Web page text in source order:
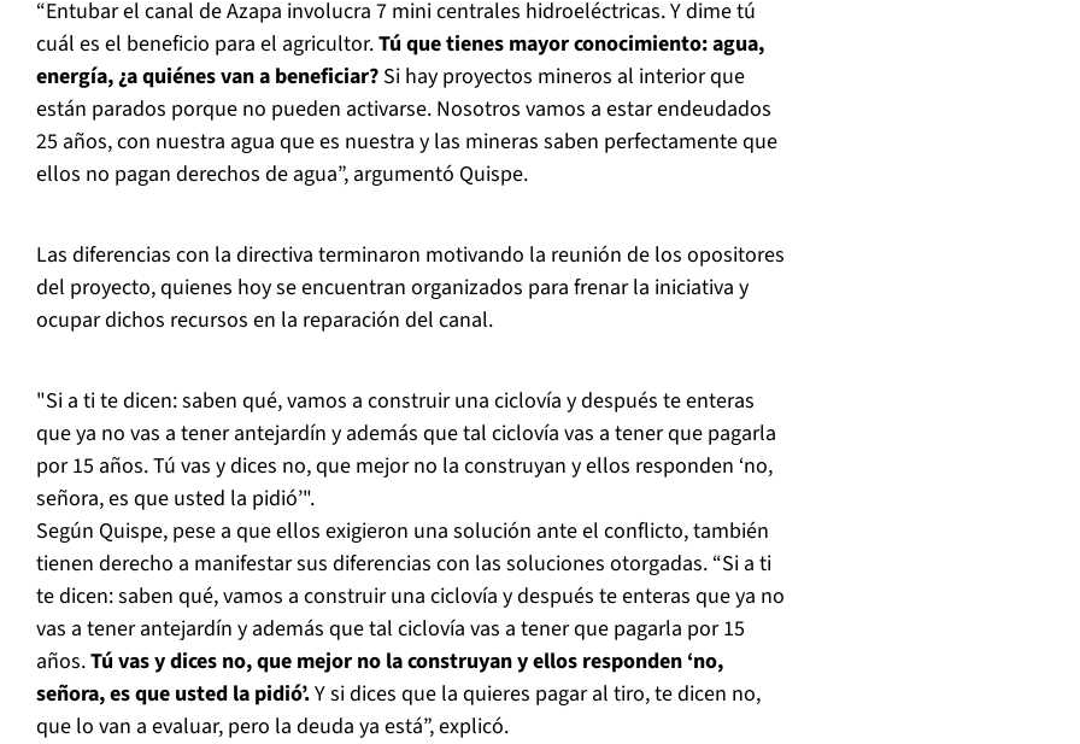
“Entubar el canal de Azapa involucra 7 mini centrales hidroeléctricas. Y dime tú
cuál es el beneficio para el agricultor.Tú que tienes mayor conocimiento: agua,
energía, ¿a quiénes van a beneficiar? Si hay proyectos mineros al interior que
están parados porque no pueden activarse. Nosotros vamos a estar endeudados
25 años, con nuestra agua que es nuestra y las mineras saben perfectamente que
ellos no pagan derechos de agua”, argumentó Quispe.
Las diferencias con la directiva terminaron motivando la reunión de los opositores
del proyecto, quienes hoy se encuentran organizados para frenar la iniciativa y
ocupar dichos recursos en la reparación del canal.
"Si a ti te dicen: saben qué, vamos a construir una ciclovía y después te enteras
que ya no vas a tener antejardín y además que tal ciclovía vas a tener que pagarla
por 15 años. Tú vas y dices no, que mejor no la construyan y ellos responden ‘no,
señora, es que usted la pidió’".
Según Quispe, pese a que ellos exigieron una solución ante el conflicto, también
tienen derecho a manifestar sus diferencias con las soluciones otorgadas. “Si a ti
te dicen: saben qué, vamos a construir una ciclovía y después te enteras que ya no
vas a tener antejardín y además que tal ciclovía vas a tener que pagarla por 15
años.Tú vas y dices no, que mejor no la construyan y ellos responden ‘no,
señora, es que usted la pidió’.Y si dices que la quieres pagar al tiro, te dicen no,
que lo van a evaluar, pero la deuda ya está”, explicó.